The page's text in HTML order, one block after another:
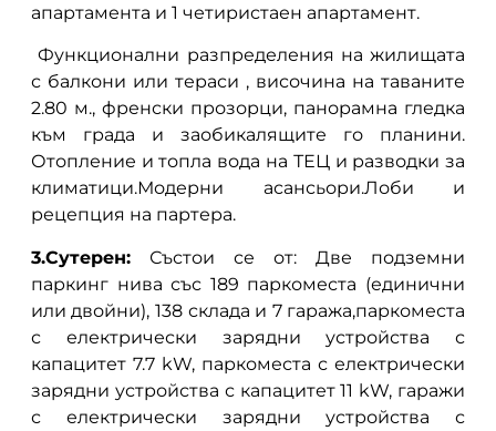
апартамента и 1 четиристаен апартамент.
Функционални разпределения на жилищата
с балкони или тераси , височина на таваните
2.80 м., френски прозорци, панорамна гледка
към града и заобикалящите го планини.
Отопление и топла вода на ТЕЦ и разводки за
климатици.Модерни асансьори.Лоби и
рецепция на партера.
3.Сутерен:Състои се от: Две подземни
паркинг нива със 189 паркоместа (единични
или двойни), 138 склада и 7 гаража,паркоместа
с електрически зарядни устройства с
капацитет 7.7 kW, паркоместа с електрически
зарядни устройства с капацитет 11 kW, гаражи
с електрически зарядни устройства с